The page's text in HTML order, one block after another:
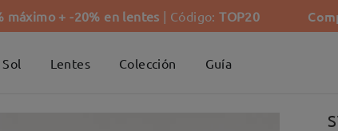
máximo + -20% en lentes | Código:TOP20
Lentes Colección Guía